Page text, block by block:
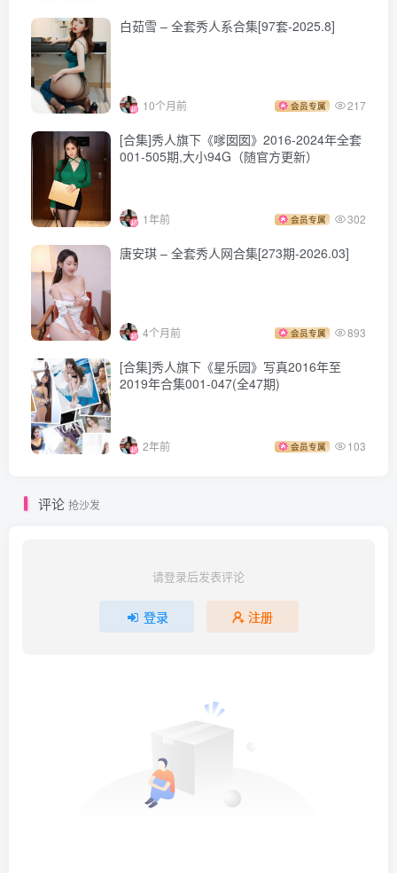
白茹雪 – 全套秀人系合集[97套-2025.8]
10个月前 会员专属 217
[合集]秀人旗下《嗲囡囡》2016-2024年全套
001-505期,大小94G（随官方更新）
1年前 会员专属 302
唐安琪 – 全套秀人网合集[273期-2026.03]
4个月前 会员专属 893
[合集]秀人旗下《星乐园》写真2016年至
2019年合集001-047(全47期)
2年前 会员专属 103
评论 抢沙发
请登录后发表评论
登录 注册